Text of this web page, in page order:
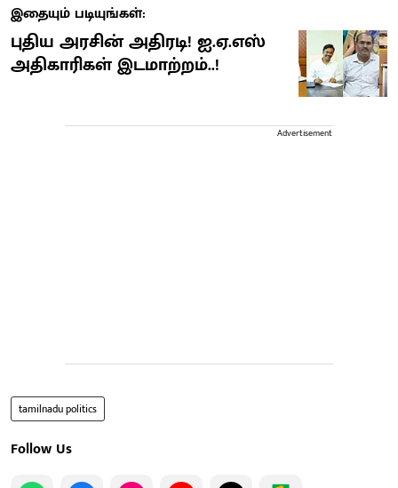
இதையும் படியுங்கள்:
புதிய அரசின் அதிரடி! ஐ.ஏ.எஸ்
அதிகாரிகள் இடமாற்றம்..!
Advertisement
tamilnadu politics
Follow Us